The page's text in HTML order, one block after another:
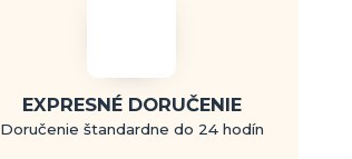
EXPRESNÉ DORUČENIE
Doručenie štandardne do 24 hodín